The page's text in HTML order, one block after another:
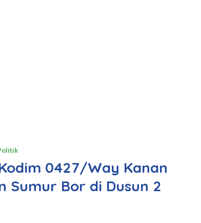
0427/Way Kanan
Sumur Bor di Dusun 2